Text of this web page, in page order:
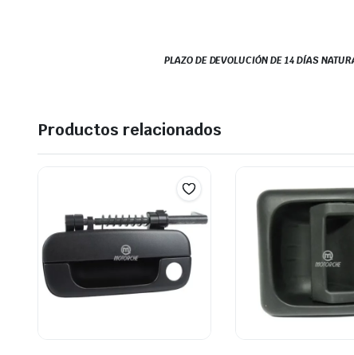
PLAZO DE DEVOLUCIÓN DE 14 DÍAS
Productos relacionados